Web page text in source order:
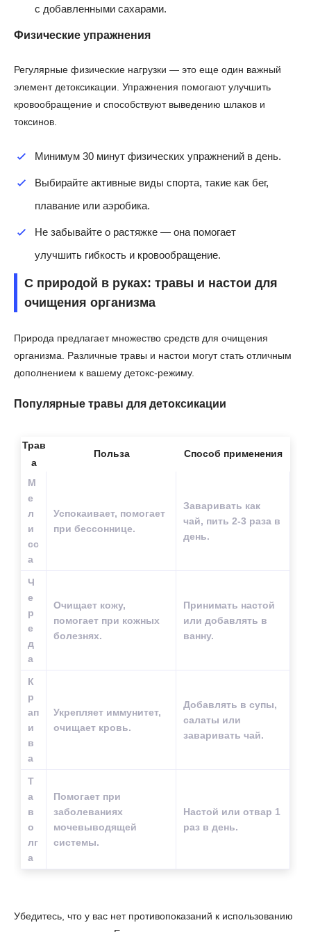
с добавленными сахарами.
Физические упражнения
Регулярные физические нагрузки — это еще один важный
элемент детоксикации. Упражнения помогают улучшить
кровообращение и способствуют выведению шлаков и
токсинов.
Минимум 30 минут физических упражнений в день.
Выбирайте активные виды спорта, такие как бег,
плавание или аэробика.
Не забывайте о растяжке — она помогает
улучшить гибкость и кровообращение.
С природой в руках: травы и настои для
очищения организма
Природа предлагает множество средств для очищения
организма. Различные травы и настои могут стать отличным
дополнением к вашему детокс-режиму.
Популярные травы для детоксикации
Трав
а
Польза Способ применения
М
е
л
и
сс
а
Успокаивает, помогает
при бессоннице.
Заваривать как
чай, пить 2-3 раза в
день.
Ч
е
р
е
д
а
Очищает кожу,
помогает при кожных
болезнях.
Принимать настой
или добавлять в
ванну.
К
р
ап
и
в
а
Укрепляет иммунитет,
очищает кровь.
Добавлять в супы,
салаты или
заваривать чай.
Т
а
в
о
лг
а
Помогает при
заболеваниях
мочевыводящей
системы.
Настой или отвар 1
раз в день.
Убедитесь, что у вас нет противопоказаний к использованию